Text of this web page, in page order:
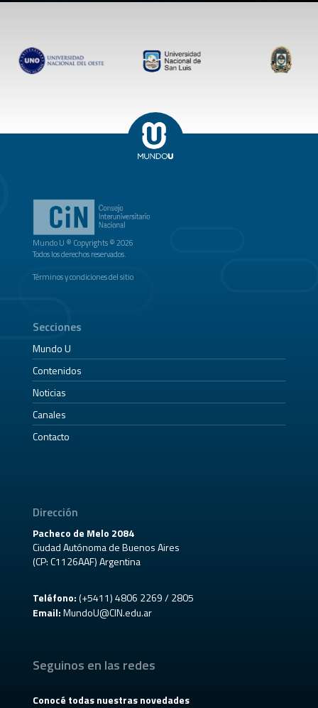
Mundo U ® Copyrights © 2026
Todos los derechos reservados.
Términos y condiciones del sitio
Secciones
Mundo U
Contenidos
Noticias
Canales
Contacto
Dirección
Pacheco de Melo 2084
Ciudad Autónoma de Buenos Aires
(CP: C1126AAF) Argentina
Teléfono:(+5411) 4806 2269 / 2805
Email: MundoU@CIN.edu.ar
Seguinos en las redes
Conocé todas nuestras novedades